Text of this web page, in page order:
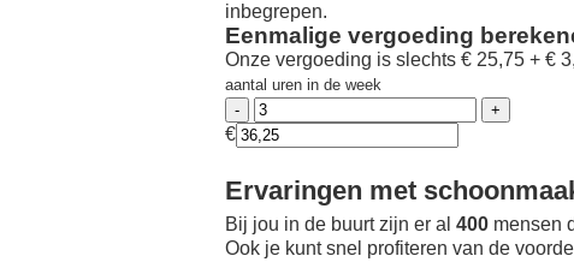
inbegrepen.
Eenmalige vergoeding
Onze vergoeding is slechts € 25,75 + €
aantal uren in de week
€
Ervaringen met
Bij jou in de buurt zijn er al 400 mensen
Ook je kunt snel profiteren van de